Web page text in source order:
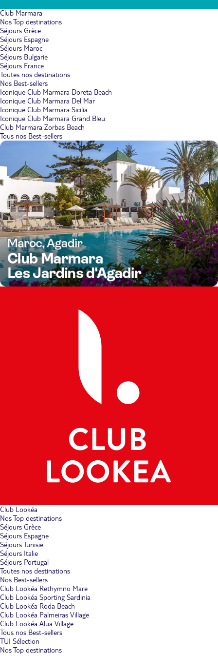
Club Marmara
Nos Top destinations
Séjours Grèce
Séjours Espagne
Séjours Maroc
Séjours Bulgarie
Séjours France
Toutes nos destinations
Nos Best-sellers
Iconique Club Marmara Doreta Beach
Iconique Club Marmara Del Mar
Iconique Club Marmara Sicilia
Iconique Club Marmara Grand Bleu
Club Marmara Zorbas Beach
Tous nos Best-sellers
Club Lookéa
Nos Top destinations
Séjours Grèce
Séjours Espagne
Séjours Tunisie
Séjours Italie
Séjours Portugal
Toutes nos destinations
Nos Best-sellers
Club Lookéa Rethymno Mare
Club Lookéa Sporting Sardinia
Club Lookéa Roda Beach
Club Lookéa Palmeiras Village
Club Lookéa Alua Village
Tous nos Best-sellers
TUI Sélection
Nos Top destinations